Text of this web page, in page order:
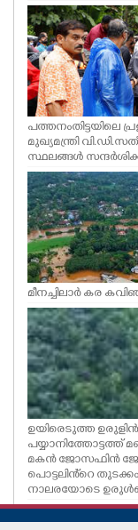
പത്തനംതിട്ടയിലെ
മുഖ്യമന്ത്രി
സ്ഥലങ്ങൾ
മീനച്ചിലാർ കര
ഉയിരെടുത്ത
പയ്യാനിത്തോട്ടത്ത്
മകൻ ജോസഫിൻ
പൊട്ടലിൻ്റെ
നാലരയോടെ